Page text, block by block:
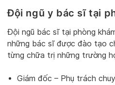
Đội ngũ y bác sĩ tại
Đội ngũ bác sĩ tại phòng
những bác sĩ được đào tạo
từng chữa trị những trường
Giám đốc – Phụ trách